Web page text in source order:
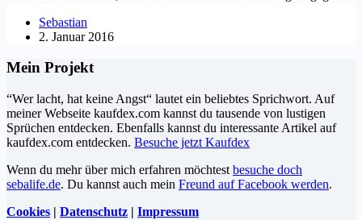
Sebastian
2. Januar 2016
Mein Projekt
“Wer lacht, hat keine Angst“ lautet ein beliebtes Sprichwort. Auf
meiner Webseite kaufdex.com kannst du tausende von lustigen
Sprüchen entdecken. Ebenfalls kannst du interessante Artikel auf
kaufdex.com entdecken. Besuche jetzt Kaufdex
Wenn du mehr über mich erfahren möchtest besuche doch
sebalife.de. Du kannst auch mein Freund auf Facebook werden.
Cookies | Datenschutz | Impressum